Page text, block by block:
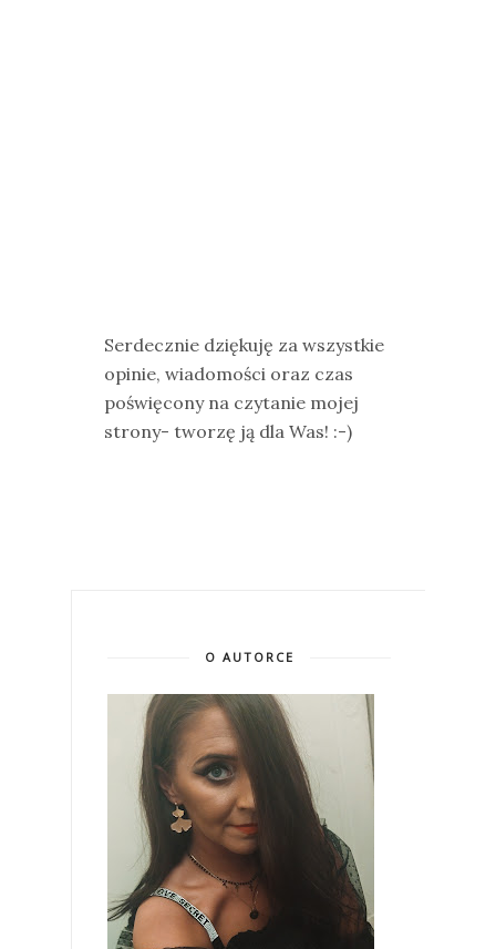
Serdecznie dziękuję za wszystkie
opinie, wiadomości oraz czas
poświęcony na czytanie mojej
strony- tworzę ją dla Was! :-)
O AUTORCE